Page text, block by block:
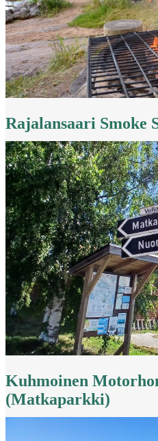
Rajalansaari Smoke
Kuhmoinen
(Matkaparkki)